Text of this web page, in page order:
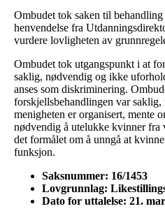
Ombudet tok saken til
henvendelse fra
vurdere lovligheten av
Ombudet tok utgangspunkt i at
saklig, nødvendig og ikke
anses som diskriminering.
forskjellsbehandlingen var saklig,
menigheten er organisert, mente
nødvendig å utelukke kvinner fra
det formålet om å unngå at
funksjon.
Saksnummer: 16/1453
Lovgrunnlag:
Dato for uttalelse: 21.